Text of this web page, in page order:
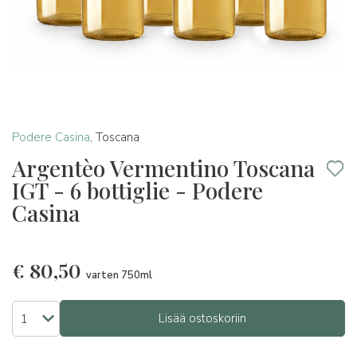
Podere Casina, Toscana
Argentèo Vermentino Toscana
IGT - 6 bottiglie - Podere
Casina
€ 80,50 varten 750ml
Lisää ostoskoriin